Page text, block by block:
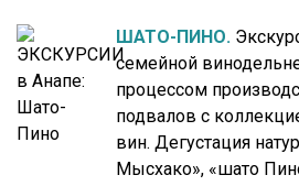
ШАТО-ПИНО.
семейной
процессом
подвалов с
вин. Дегустация
Мысхако», «шато